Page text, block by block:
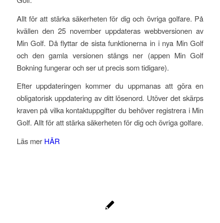
Allt för att stärka säkerheten för dig och övriga golfare. På
kvällen den 25 november uppdateras webbversionen av
Min Golf. Då flyttar de sista funktionerna in i nya Min Golf
och den gamla versionen stängs ner (appen Min Golf
Bokning fungerar och ser ut precis som tidigare).
Efter uppdateringen kommer du uppmanas att göra en
obligatorisk uppdatering av ditt lösenord. Utöver det skärps
kraven på vilka kontaktuppgifter du behöver registrera i Min
Golf. Allt för att stärka säkerheten för dig och övriga golfare.
Läs mer HÄR